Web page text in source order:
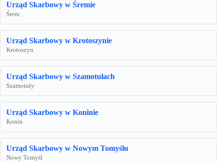
Urząd Skarbowy w Śremie
Śrem
Urząd Skarbowy w Krotoszynie
Krotoszyn
Urząd Skarbowy w Szamotułach
Szamotuły
Urząd Skarbowy w Koninie
Konin
Urząd Skarbowy w Nowym Tomyślu
Nowy Tomyśl